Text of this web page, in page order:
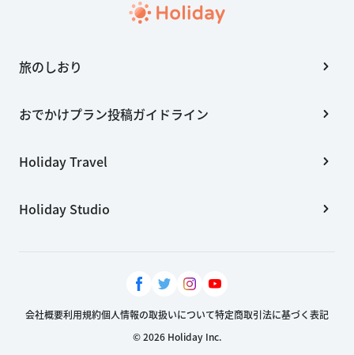
旅のしおり
おでかけプラン投稿ガイドライン
Holiday Travel
Holiday Studio
会社概要利用規約個人情報の取扱いについて特定商取引法に基づく表記
© 2026 Holiday Inc.